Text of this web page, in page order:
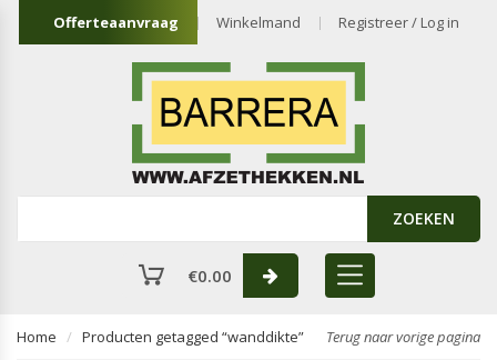
Offerteaanvraag Winkelmand Registreer / Log in
ZOEKEN
€0.00
Home Producten getagged “wanddikte” Terug naar vorige pagina